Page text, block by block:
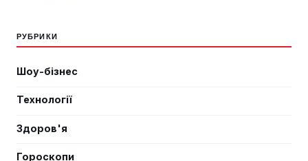
РУБРИКИ
Шоу-бізнес
Технології
Здоров'я
Гороскопи